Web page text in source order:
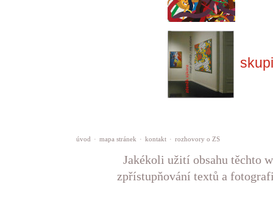
úvod · mapa stránek · kontakt · rozhovory o ZS
Jakékoli užití obsahu těchto
zpřístupňování textů a